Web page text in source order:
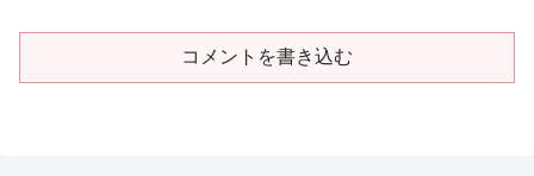
コメントを書き込む